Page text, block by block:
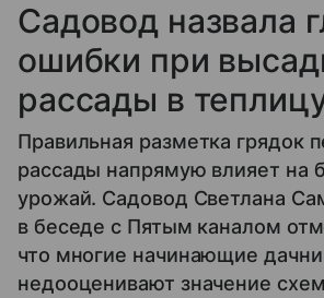
Садовод назвала
ошибки при
рассады в
Правильная разметка грядок
рассады напрямую влияет на
урожай. Садовод Светлана
в беседе с Пятым каналом
что многие начинающие
недооценивают значение